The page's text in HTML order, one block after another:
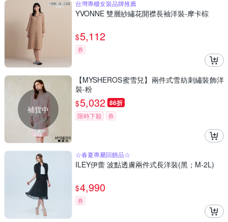
台灣專櫃女裝品牌推薦
YVONNE 雙層紗繡花開襟長袖洋裝-摩卡棕
$5,112
券
補貨中
【MYSHEROS蜜雪兒】兩件式雪紡刺繡裝飾洋
裝-粉
$5,032 86折
限時下殺 券
☆春夏專屬回饋品☆
ILEY伊蕾 波點透膚兩件式長洋裝(黑；M-2L)
$4,990
券